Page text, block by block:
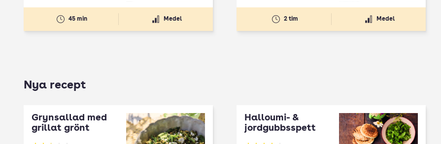
45 min Medel 2 tim Medel
Nya recept
Grynsallad med
grillat grönt
Halloumi- &
jordgubbsspett